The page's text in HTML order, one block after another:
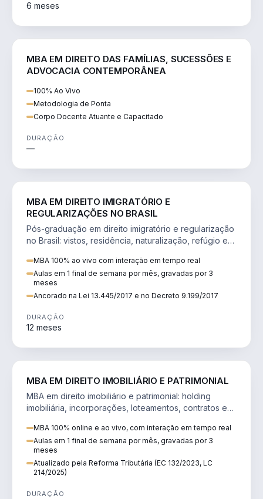
6 meses
MBA EM DIREITO DAS FAMÍLIAS, SUCESSÕES E
ADVOCACIA CONTEMPORÂNEA
100% Ao Vivo
Metodologia de Ponta
Corpo Docente Atuante e Capacitado
DURAÇÃO
—
MBA EM DIREITO IMIGRATÓRIO E
REGULARIZAÇÕES NO BRASIL
Pós-graduação em direito imigratório e regularização
no Brasil: vistos, residência, naturalização, refúgio e
MBA 100% ao vivo com interação em tempo real
Aulas em 1 final de semana por mês, gravadas por 3
meses
Ancorado na Lei 13.445/2017 e no Decreto 9.199/2017
DURAÇÃO
12 meses
MBA EM DIREITO IMOBILIÁRIO E PATRIMONIAL
MBA em direito imobiliário e patrimonial: holding
imobiliária, incorporações, loteamentos, contratos e
MBA 100% online e ao vivo, com interação em tempo real
Aulas em 1 final de semana por mês, gravadas por 3
meses
Atualizado pela Reforma Tributária (EC 132/2023, LC
214/2025)
DURAÇÃO